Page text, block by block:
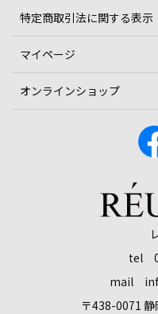
特定商取引法に関する表示
マイページ
オンラインショップ
tel
mail
〒438-0071